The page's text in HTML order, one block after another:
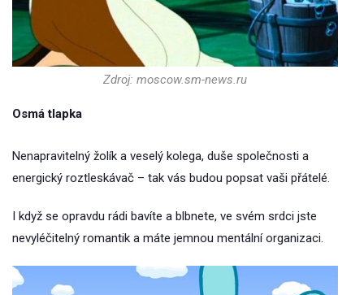
Zdroj: moscow.sm-news.ru
Osmá tlapka
Nenapravitelný žolík a veselý kolega, duše společnosti a
energický roztleskávač – tak vás budou popsat vaši přátelé.
I když se opravdu rádi bavíte a blbnete, ve svém srdci jste
nevyléčitelný romantik a máte jemnou mentální organizaci.